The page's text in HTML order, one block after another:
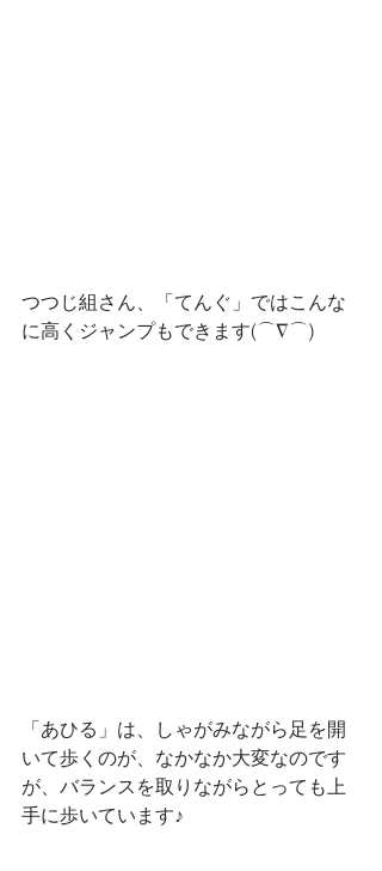
つつじ組さん、「てんぐ」ではこんな
に高くジャンプもできます(⌒∇⌒)
「あひる」は、しゃがみながら足を開
いて歩くのが、なかなか大変なのです
が、バランスを取りながらとっても上
手に歩いています♪